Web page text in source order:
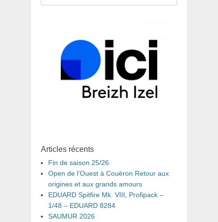
pour
Articles récents
Fin de saison 25/26
Open de l’Ouest à Couëron Retour aux
origines et aux grands amours
EDUARD Spitfire Mk. VIII, Profipack –
1/48 – EDUARD 8284
SAUMUR 2026